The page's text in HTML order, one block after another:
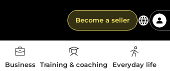
Become a seller
Business Training & coaching Everyday life